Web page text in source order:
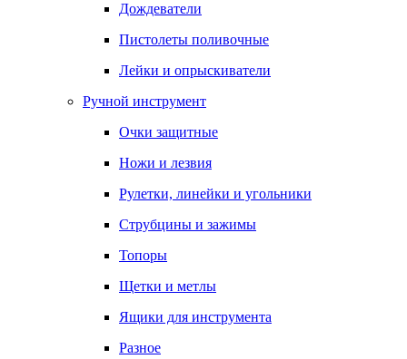
Дождеватели
Пистолеты поливочные
Лейки и опрыскиватели
Ручной инструмент
Очки защитные
Ножи и лезвия
Рулетки, линейки и угольники
Струбцины и зажимы
Топоры
Щетки и метлы
Ящики для инструмента
Разное